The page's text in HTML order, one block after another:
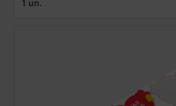
1 un.